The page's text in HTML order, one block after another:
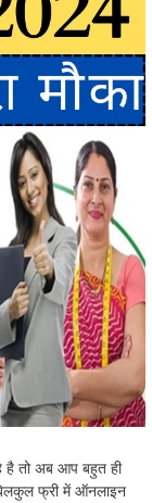
है तो अब आप बहुत ही
फ्री में ऑनलाइन